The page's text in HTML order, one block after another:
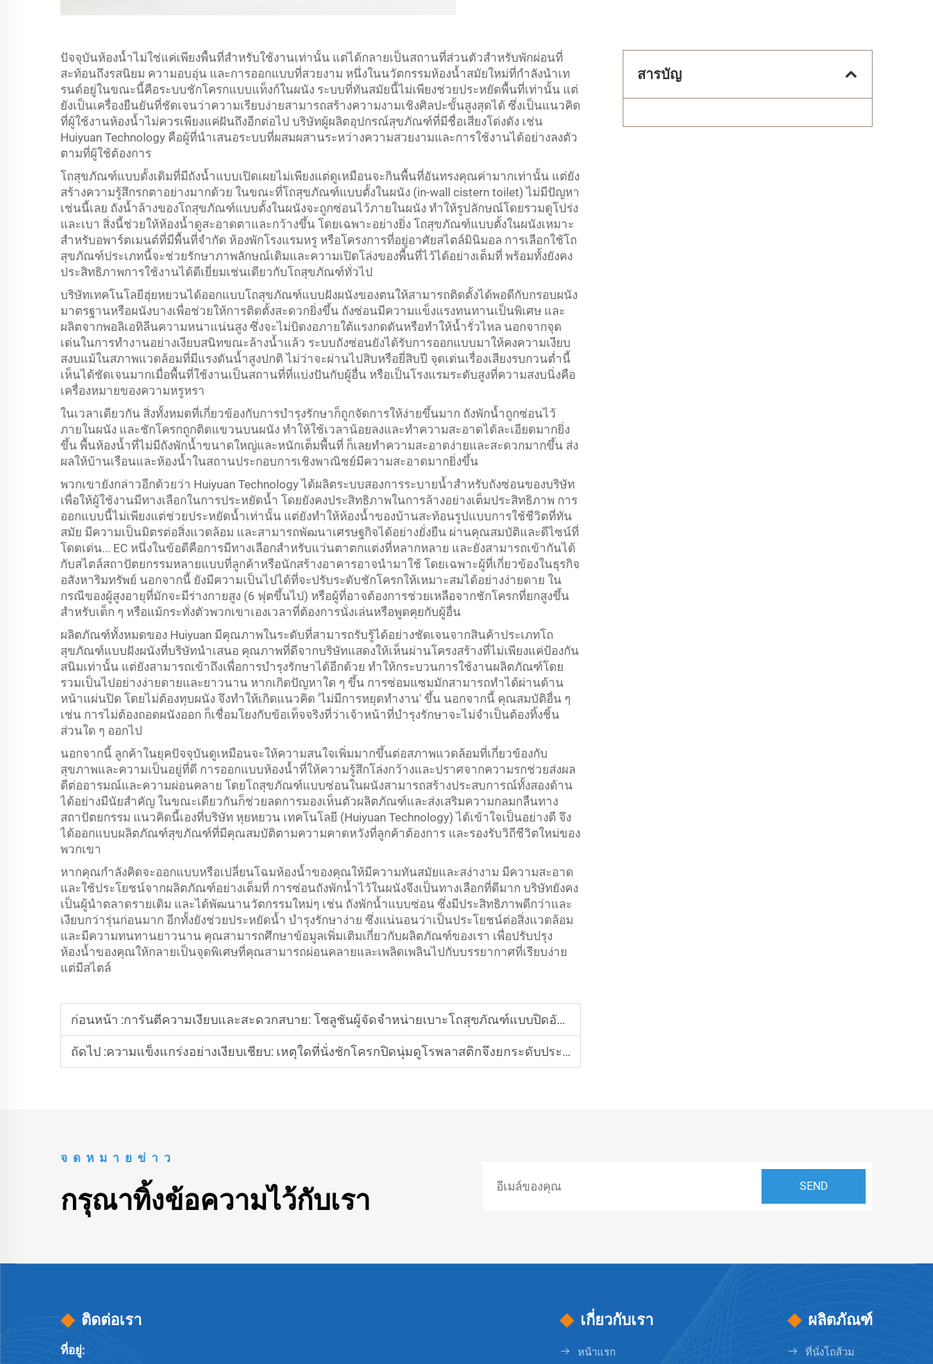
ปัจจุบันห้องน้ำไม่ใช่แค่เพียงพื้นที่สำหรับใช้งานเท่านั้น แต่ได้กลายเป็นสถานที่ส่วนตัวสำหรับพักผ่อนที่
สะท้อนถึงรสนิยม ความอบอุ่น และการออกแบบที่สวยงาม หนึ่งในนวัตกรรมห้องน้ำสมัยใหม่ที่กำลังนำเท
รนด์อยู่ในขณะนี้คือระบบชักโครกแบบแท็งก์ในผนัง ระบบที่ทันสมัยนี้ไม่เพียงช่วยประหยัดพื้นที่เท่านั้น แต่
ยังเป็นเครื่องยืนยันที่ชัดเจนว่าความเรียบง่ายสามารถสร้างความงามเชิงศิลปะขั้นสูงสุดได้ ซึ่งเป็นแนวคิด
ที่ผู้ใช้งานห้องน้ำไม่ควรเพียงแค่ฝันถึงอีกต่อไป บริษัทผู้ผลิตอุปกรณ์สุขภัณฑ์ที่มีชื่อเสียงโด่งดัง เช่น
Huiyuan Technology คือผู้ที่นำเสนอระบบที่ผสมผสานระหว่างความสวยงามและการใช้งานได้อย่างลงตัว
ตามที่ผู้ใช้ต้องการ
โถสุขภัณฑ์แบบดั้งเดิมที่มีถังน้ำแบบเปิดเผยไม่เพียงแต่ดูเหมือนจะกินพื้นที่อันทรงคุณค่ามากเท่านั้น แต่ยัง
สร้างความรู้สึกรกตาอย่างมากด้วย ในขณะที่โถสุขภัณฑ์แบบตั้งในผนัง (in-wall cistern toilet) ไม่มีปัญหา
เช่นนี้เลย ถังน้ำล้างของโถสุขภัณฑ์แบบตั้งในผนังจะถูกซ่อนไว้ภายในผนัง ทำให้รูปลักษณ์โดยรวมดูโปร่ง
และเบา สิ่งนี้ช่วยให้ห้องน้ำดูสะอาดตาและกว้างขึ้น โดยเฉพาะอย่างยิ่ง โถสุขภัณฑ์แบบตั้งในผนังเหมาะ
สำหรับอพาร์ตเมนต์ที่มีพื้นที่จำกัด ห้องพักโรงแรมหรู หรือโครงการที่อยู่อาศัยสไตล์มินิมอล การเลือกใช้โถ
สุขภัณฑ์ประเภทนี้จะช่วยรักษาภาพลักษณ์เดิมและความเปิดโล่งของพื้นที่ไว้ได้อย่างเต็มที่ พร้อมทั้งยังคง
ประสิทธิภาพการใช้งานได้ดีเยี่ยมเช่นเดียวกับโถสุขภัณฑ์ทั่วไป
บริษัทเทคโนโลยีฮุ่ยหยวนได้ออกแบบโถสุขภัณฑ์แบบฝังผนังของตนให้สามารถติดตั้งได้พอดีกับกรอบผนัง
มาตรฐานหรือผนังบางเพื่อช่วยให้การติดตั้งสะดวกยิ่งขึ้น ถังซ่อนมีความแข็งแรงทนทานเป็นพิเศษ และ
ผลิตจากพอลิเอทิลีนความหนาแน่นสูง ซึ่งจะไม่บิดงอภายใต้แรงกดดันหรือทำให้น้ำรั่วไหล นอกจากจุด
เด่นในการทำงานอย่างเงียบสนิทขณะล้างน้ำแล้ว ระบบถังซ่อนยังได้รับการออกแบบมาให้คงความเงียบ
สงบแม้ในสภาพแวดล้อมที่มีแรงดันน้ำสูงปกติ ไม่ว่าจะผ่านไปสิบหรือยี่สิบปี จุดเด่นเรื่องเสียงรบกวนต่ำนี้
เห็นได้ชัดเจนมากเมื่อพื้นที่ใช้งานเป็นสถานที่ที่แบ่งปันกับผู้อื่น หรือเป็นโรงแรมระดับสูงที่ความสงบนิ่งคือ
เครื่องหมายของความหรูหรา
ในเวลาเดียวกัน สิ่งทั้งหมดที่เกี่ยวข้องกับการบำรุงรักษาก็ถูกจัดการให้ง่ายขึ้นมาก ถังพักน้ำถูกซ่อนไว้
ภายในผนัง และชักโครกถูกติดแขวนบนผนัง ทำให้ใช้เวลาน้อยลงและทำความสะอาดได้ละเอียดมากยิ่ง
ขึ้น พื้นห้องน้ำที่ไม่มีถังพักน้ำขนาดใหญ่และหนักเต็มพื้นที่ ก็เลยทำความสะอาดง่ายและสะดวกมากขึ้น ส่ง
ผลให้บ้านเรือนและห้องน้ำในสถานประกอบการเชิงพาณิชย์มีความสะอาดมากยิ่งขึ้น
พวกเขายังกล่าวอีกด้วยว่า Huiyuan Technology ได้ผลิตระบบสองการระบายน้ำสำหรับถังซ่อนของบริษัท
เพื่อให้ผู้ใช้งานมีทางเลือกในการประหยัดน้ำ โดยยังคงประสิทธิภาพในการล้างอย่างเต็มประสิทธิภาพ การ
ออกแบบนี้ไม่เพียงแต่ช่วยประหยัดน้ำเท่านั้น แต่ยังทำให้ห้องน้ำของบ้านสะท้อนรูปแบบการใช้ชีวิตที่ทัน
สมัย มีความเป็นมิตรต่อสิ่งแวดล้อม และสามารถพัฒนาเศรษฐกิจได้อย่างยั่งยืน ผ่านคุณสมบัติและดีไซน์ที่
โดดเด่น... EC หนึ่งในข้อดีคือการมีทางเลือกสำหรับแว่นตาตกแต่งที่หลากหลาย และยังสามารถเข้ากันได้
กับสไตล์สถาปัตยกรรมหลายแบบที่ลูกค้าหรือนักสร้างอาคารอาจนำมาใช้ โดยเฉพาะผู้ที่เกี่ยวข้องในธุรกิจ
อสังหาริมทรัพย์ นอกจากนี้ ยังมีความเป็นไปได้ที่จะปรับระดับชักโครกให้เหมาะสมได้อย่างง่ายดาย ใน
กรณีของผู้สูงอายุที่มักจะมีร่างกายสูง (6 ฟุตขึ้นไป) หรือผู้ที่อาจต้องการช่วยเหลือจากชักโครกที่ยกสูงขึ้น
สำหรับเด็ก ๆ หรือแม้กระทั่งตัวพวกเขาเองเวลาที่ต้องการนั่งเล่นหรือพูดคุยกับผู้อื่น
ผลิตภัณฑ์ทั้งหมดของ Huiyuan มีคุณภาพในระดับที่สามารถรับรู้ได้อย่างชัดเจนจากสินค้าประเภทโถ
สุขภัณฑ์แบบฝังผนังที่บริษัทนำเสนอ คุณภาพที่ดีจากบริษัทแสดงให้เห็นผ่านโครงสร้างที่ไม่เพียงแค่ป้องกัน
สนิมเท่านั้น แต่ยังสามารถเข้าถึงเพื่อการบำรุงรักษาได้อีกด้วย ทำให้กระบวนการใช้งานผลิตภัณฑ์โดย
รวมเป็นไปอย่างง่ายดายและยาวนาน หากเกิดปัญหาใด ๆ ขึ้น การซ่อมแซมมักสามารถทำได้ผ่านด้าน
หน้าแผ่นปิด โดยไม่ต้องทุบผนัง จึงทำให้เกิดแนวคิด 'ไม่มีการหยุดทำงาน' ขึ้น นอกจากนี้ คุณสมบัติอื่น ๆ
เช่น การไม่ต้องถอดผนังออก ก็เชื่อมโยงกับข้อเท็จจริงที่ว่าเจ้าหน้าที่บำรุงรักษาจะไม่จำเป็นต้องทิ้งชิ้น
ส่วนใด ๆ ออกไป
นอกจากนี้ ลูกค้าในยุคปัจจุบันดูเหมือนจะให้ความสนใจเพิ่มมากขึ้นต่อสภาพแวดล้อมที่เกี่ยวข้องกับ
สุขภาพและความเป็นอยู่ที่ดี การออกแบบห้องน้ำที่ให้ความรู้สึกโล่งกว้างและปราศจากความรกช่วยส่งผล
ดีต่ออารมณ์และความผ่อนคลาย โดยโถสุขภัณฑ์แบบซ่อนในผนังสามารถสร้างประสบการณ์ทั้งสองด้าน
ได้อย่างมีนัยสำคัญ ในขณะเดียวกันก็ช่วยลดการมองเห็นตัวผลิตภัณฑ์และส่งเสริมความกลมกลืนทาง
สถาปัตยกรรม แนวคิดนี้เองที่บริษัท หุยหยวน เทคโนโลยี (Huiyuan Technology) ได้เข้าใจเป็นอย่างดี จึง
ได้ออกแบบผลิตภัณฑ์สุขภัณฑ์ที่มีคุณสมบัติตามความคาดหวังที่ลูกค้าต้องการ และรองรับวิถีชีวิตใหม่ของ
พวกเขา
หากคุณกำลังคิดจะออกแบบหรือเปลี่ยนโฉมห้องน้ำของคุณให้มีความทันสมัยและสง่างาม มีความสะอาด
และใช้ประโยชน์จากผลิตภัณฑ์อย่างเต็มที่ การซ่อนถังพักน้ำไว้ในผนังจึงเป็นทางเลือกที่ดีมาก บริษัทยังคง
เป็นผู้นำตลาดรายเดิม และได้พัฒนานวัตกรรมใหม่ๆ เช่น ถังพักน้ำแบบซ่อน ซึ่งมีประสิทธิภาพดีกว่าและ
เงียบกว่ารุ่นก่อนมาก อีกทั้งยังช่วยประหยัดน้ำ บำรุงรักษาง่าย ซึ่งแน่นอนว่าเป็นประโยชน์ต่อสิ่งแวดล้อม
และมีความทนทานยาวนาน คุณสามารถศึกษาข้อมูลเพิ่มเติมเกี่ยวกับผลิตภัณฑ์ของเรา เพื่อปรับปรุง
ห้องน้ำของคุณให้กลายเป็นจุดพิเศษที่คุณสามารถผ่อนคลายและเพลิดเพลินไปกับบรรยากาศที่เรียบง่าย
แต่มีสไตล์
ก่อนหน้า :การันตีความเงียบและสะดวกสบาย: โซลูชันผู้จัดจำหน่ายเบาะโถสุขภัณฑ์แบบปิดอัตโนมัติพรีเมียม
ถัดไป :ความแข็งแกร่งอย่างเงียบเชียบ: เหตุใดที่นั่งชักโครกปิดนุ่มดูโรพลาสติกจึงยกระดับประสบการณ์ในห้องน้ำทุกห้อง
สารบัญ
จดหมายข่าว
กรุณาทิ้งข้อความไว้กับเรา
ติดต่อเรา
ที่อยู่:
เกี่ยวกับเรา
หน้าแรก
ผลิตภัณฑ์
ที่นั่งโถส้วม